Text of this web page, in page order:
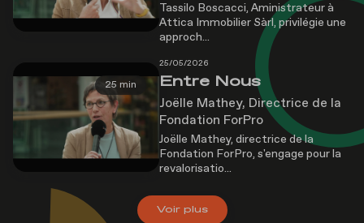
Tassilo Boscacci, Aministrateur à
Attica Immobilier Sàrl, privilégie une
approch...
25 min
25/05/2026
Entre Nous
Joëlle Mathey, Directrice de la
Fondation ForPro
Joëlle Mathey, directrice de la
Fondation ForPro, s'engage pour la
revalorisatio...
Voirplus